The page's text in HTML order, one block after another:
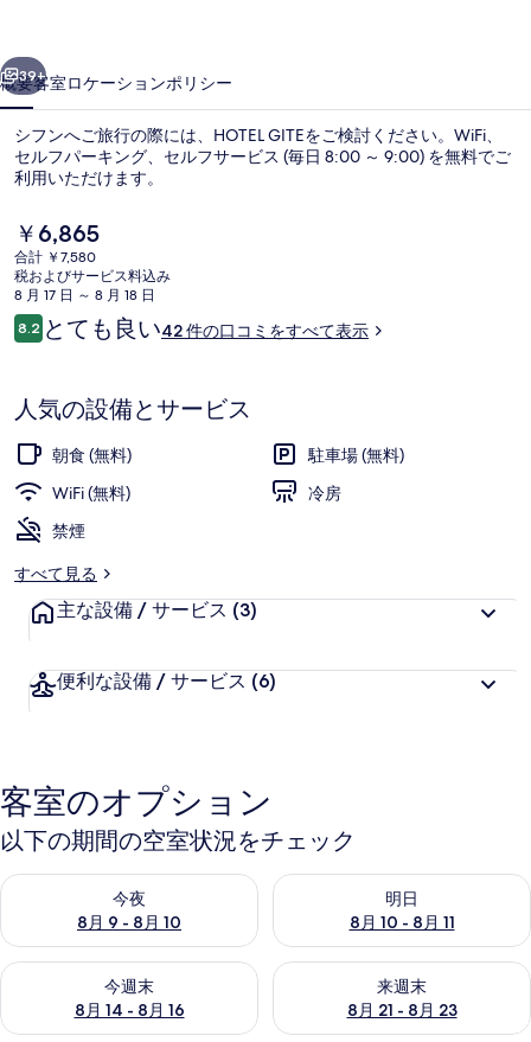
ラ
リ
ー
Ocean View Twin Room | デスク、
39+
概要客室ロケーションポリシー
シフンへご旅行の際には、HOTEL GITEをご検討ください。WiFi、
セルフパーキング、セルフサービス (毎日 8:00 ～ 9:00) を無料でご
利用いただけます。
現
在
の
料
金
は
す
￥6,865
合計 ￥7,580
税およびサービス料込み
8 月 17 日 ～ 8 月 18 日
口
コ
8.210段階中8.2
とても良い42 件の口コミをすべて表示
人気の設備とサービス
朝食 (無料)
駐車場 (無料)
WiFi (無料)
冷房
禁煙
すべて見る
主な設備 / サービス (3)
便利な設備 / サービス (6)
客室のオプション
以下の期間の空室状況をチェック
今夜
8月 9 - 8月 10
今夜 8月 9 - 8月 10 の空室状況をチェック
明日
8月 10 - 8月 11
明日 8月 10 - 8月 11 の空室状
今週末
8月 14 - 8月 16
今週末 8月 14 - 8月 16 の空室状況をチェック
来週末
8月 21 - 8月 23
来週末 8月 21 - 8月 23 の空室